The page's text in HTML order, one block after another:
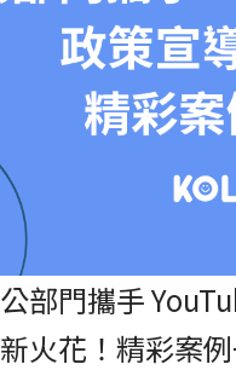
公部門攜手
新火花！精彩案